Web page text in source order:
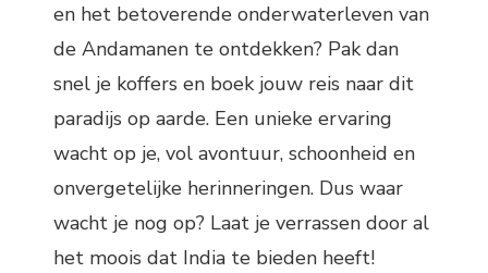
en het betoverende onderwaterleven van
de Andamanen te ontdekken? Pak dan
snel je koffers en boek jouw reis naar dit
paradijs op aarde. Een unieke ervaring
wacht op je, vol avontuur, schoonheid en
onvergetelijke herinneringen. Dus waar
wacht je nog op? Laat je verrassen door al
het moois dat India te bieden heeft!